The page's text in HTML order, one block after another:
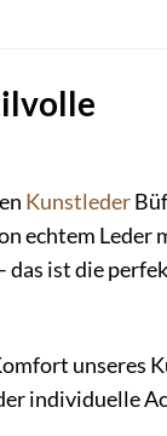
Kunstleder
echtem Leder
das ist die
unseres
individuelle